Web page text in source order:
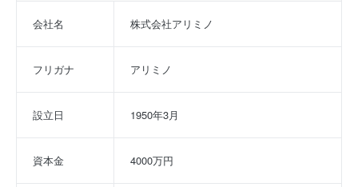
会社名 株式会社アリミノ
フリガナ アリミノ
設立日 1950年3月
資本金 4000万円